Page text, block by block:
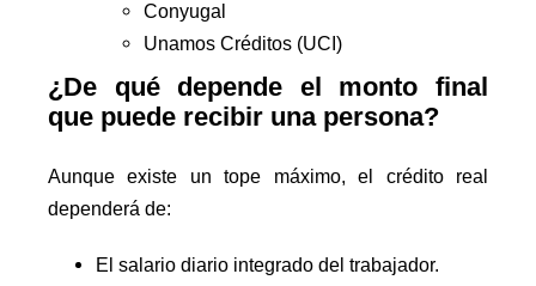
Conyugal
Unamos Créditos (UCI)
¿De qué depende el monto final
que puede recibir una persona?
Aunque existe un tope máximo, el crédito real
dependerá de:
El salario diario integrado del trabajador.